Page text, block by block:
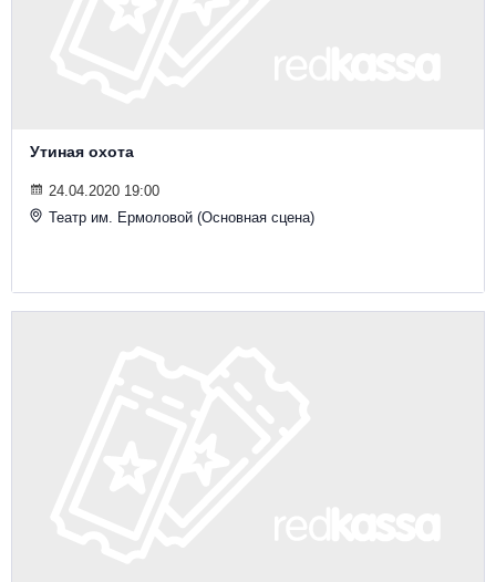
Утиная охота
24.04.2020 19:00
Театр им. Ермоловой (Основная сцена)